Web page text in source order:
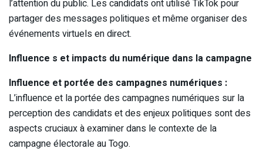
l’attention du public. Les candidats ont utilisé TikTok pour
partager des messages politiques et même organiser des
événements virtuels en direct.
Influence s et impacts du numérique dans la campagne
Influence et portée des campagnes numériques :
L’influence et la portée des campagnes numériques sur la
perception des candidats et des enjeux politiques sont des
aspects cruciaux à examiner dans le contexte de la
campagne électorale au Togo.